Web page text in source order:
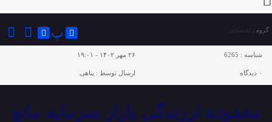
گروه : اقتصادی پ
شناسه : 6265 ۲۶ مهر ۱۴۰۲ - ۱۹:۰۱
۰ دیدگاه ارسال توسط : پناهی
محدوده ارزندگی بازار سرمایه مانع